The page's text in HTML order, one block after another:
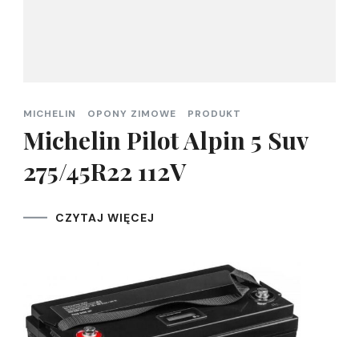
MICHELIN OPONY ZIMOWE PRODUKT
Michelin Pilot Alpin 5 Suv
275/45R22 112V
CZYTAJ WIĘCEJ